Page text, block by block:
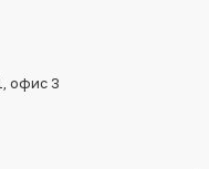
офис 3